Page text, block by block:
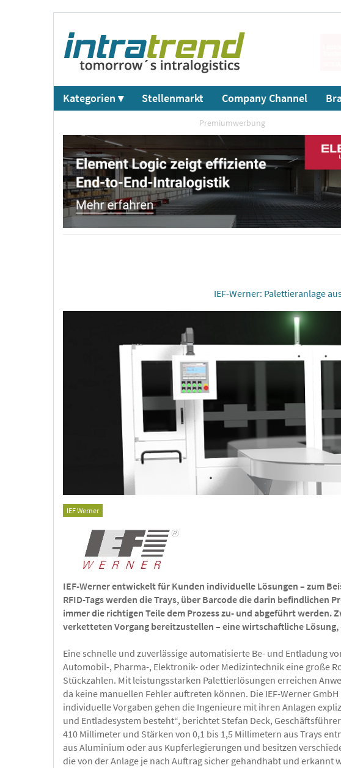
Kategorien ▾ Stellenmarkt Company Channel
Premiumwerbung
IEF-Werner: Palettieranlage
IEF Werner
IEF-Werner entwickelt für Kunden individuelle Lösungen – zum
RFID-Tags werden die Trays, über Barcode die darin befindlichen
immer die richtigen Teile dem Prozess zu- und abgeführt werden.
verketteten Vorgang bereitzustellen – eine wirtschaftliche
Eine schnelle und zuverlässige automatisierte Be- und Entladung
Automobil-, Pharma-, Elektronik- oder Medizintechnik eine große
Stückzahlen. Mit leistungsstarken Palettierlösungen erreichen
da keine manuellen Fehler auftreten können. Die IEF-Werner
individuelle Vorgaben gehen die Ingenieure mit ihren Anlagen
und Entladesystem besteht“, berichtet Stefan Deck,
410 Millimeter und Stärken von 0,1 bis 1,5 Millimetern aus Trays
aus Aluminium oder aus Kupferlegierungen und besitzen
die von der Anlage je nach Auftrag sicher gehandhabt und erkannt